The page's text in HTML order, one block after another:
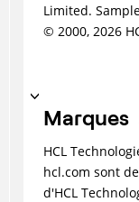
Limited.
© 2000, 2026
Marques
HCL
hcl.com sont
d'HCL